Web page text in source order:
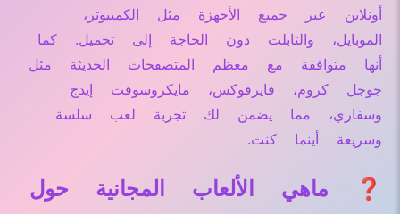
أونلاين عبر جميع الأجهزة مثل الكمبيوتر،
الموبايل، والتابلت دون الحاجة إلى تحميل. كما
أنها متوافقة مع معظم المتصفحات الحديثة مثل
جوجل كروم، فايرفوكس، مايكروسوفت إيدج
وسفاري، مما يضمن لك تجربة لعب سلسة
وسريعة أينما كنت.
❓ ماهي الألعاب المجانية حول